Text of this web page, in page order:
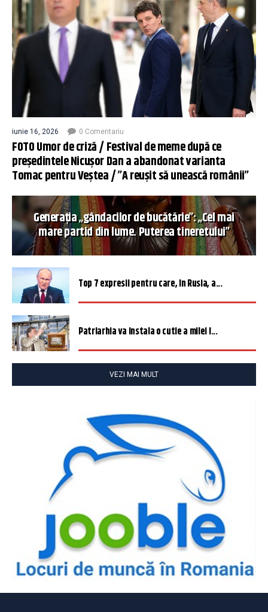
iunie 16, 2026 0 Comentariu
FOTO Umor de criză / Festival de meme după ce
președintele Nicușor Dan a abandonat varianta
Tomac pentru Veștea / ”A reușit să unească românii”
Generația „gândacilor de bucătărie”: „Cel mai
mare partid din lume. Puterea tineretului”
Top 7 expresii pentru care, în Rusia, a...
Patriarhia va instala o cutie a milei î...
VEZI MAI MULT